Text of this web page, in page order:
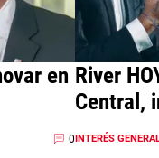
en
0
River
Central,
noticias
INTERÉS